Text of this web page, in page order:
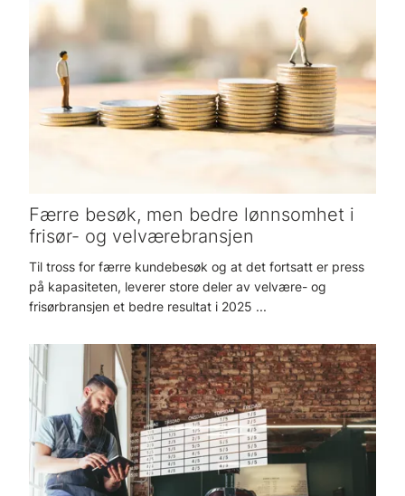
Færre besøk, men bedre lønnsomhet i
frisør- og velværebransjen
Til tross for færre kundebesøk og at det fortsatt er press
på kapasiteten, leverer store deler av velvære- og
frisørbransjen et bedre resultat i 2025 ...